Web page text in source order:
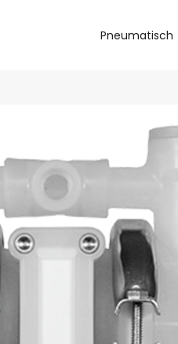
Pneumatisch